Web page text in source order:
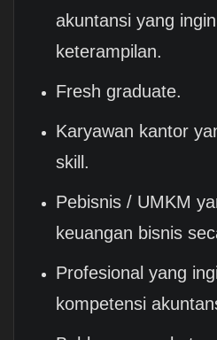
akuntansi yang
keterampilan.
Fresh graduate.
Karyawan kantor
skill.
Pebisnis / UMKM
keuangan bisnis
Profesional yang
kompetensi